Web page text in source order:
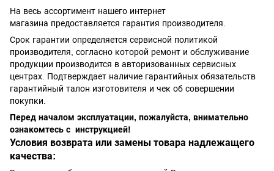
На весь ассортимент нашего интернет
магазина предоставляется гарантия производителя.
Срок гарантии определяется сервисной политикой
производителя, согласно которой ремонт и обслуживание
продукции производится в авторизованных сервисных
центрах. Подтверждает наличие гарантийных обязательств
гарантийный талон изготовителя и чек об совершении
покупки.
Перед началом эксплуатации, пожалуйста, внимательно
ознакомтесь с инструкцией!
Условия возврата или замены товара надлежащего
качества: